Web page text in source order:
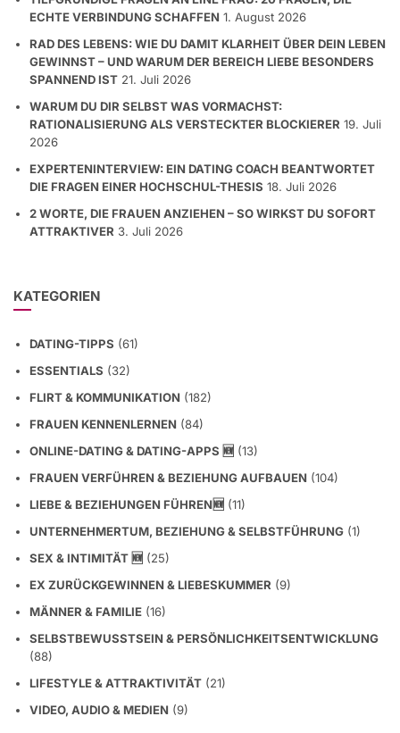
ECHTE VERBINDUNG SCHAFFEN 1. August 2026
RAD DES LEBENS: WIE DU DAMIT KLARHEIT ÜBER DEIN LEBEN
GEWINNST – UND WARUM DER BEREICH LIEBE BESONDERS
SPANNEND IST 21. Juli 2026
WARUM DU DIR SELBST WAS VORMACHST:
RATIONALISIERUNG ALS VERSTECKTER BLOCKIERER 19. Juli
2026
EXPERTENINTERVIEW: EIN DATING COACH BEANTWORTET
DIE FRAGEN EINER HOCHSCHUL-THESIS 18. Juli 2026
2 WORTE, DIE FRAUEN ANZIEHEN – SO WIRKST DU SOFORT
ATTRAKTIVER 3. Juli 2026
KATEGORIEN
DATING-TIPPS (61)
ESSENTIALS (32)
FLIRT & KOMMUNIKATION (182)
FRAUEN KENNENLERNEN (84)
ONLINE-DATING & DATING-APPS 🆕 (13)
FRAUEN VERFÜHREN & BEZIEHUNG AUFBAUEN (104)
LIEBE & BEZIEHUNGEN FÜHREN🆕 (11)
UNTERNEHMERTUM, BEZIEHUNG & SELBSTFÜHRUNG (1)
SEX & INTIMITÄT 🆕 (25)
EX ZURÜCKGEWINNEN & LIEBESKUMMER (9)
MÄNNER & FAMILIE (16)
SELBSTBEWUSSTSEIN & PERSÖNLICHKEITSENTWICKLUNG
(88)
LIFESTYLE & ATTRAKTIVITÄT (21)
VIDEO, AUDIO & MEDIEN (9)